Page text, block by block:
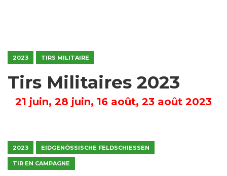
2023 TIRS MILITAIRE
Tirs Militaires 2023
21 juin, 28 juin, 16 août, 23 août 2023
2023 EIDGENÖSSISCHE FELDSCHIESSEN
TIR EN CAMPAGNE